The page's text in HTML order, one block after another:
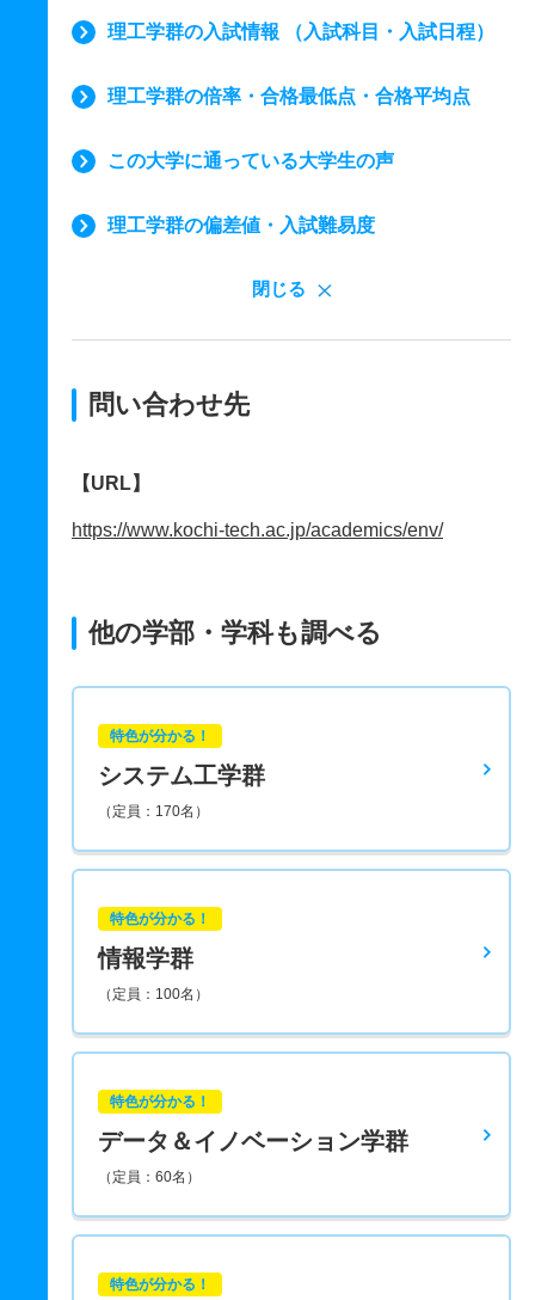
理工学群の入試情報 （入試科目・入試日程）
理工学群の倍率・合格最低点・合格平均点
この大学に通っている大学生の声
理工学群の偏差値・入試難易度
閉じる
問い合わせ先
【URL】
https://www.kochi-tech.ac.jp/academics/env/
他の学部・学科も調べる
特色が分かる！
システム工学群
（定員：170名）
特色が分かる！
情報学群
（定員：100名）
特色が分かる！
データ＆イノベーション学群
（定員：60名）
特色が分かる！